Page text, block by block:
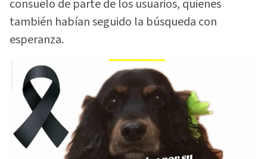
consuelo de parte de los usuarios, quienes
también habían seguido la búsqueda con
esperanza.